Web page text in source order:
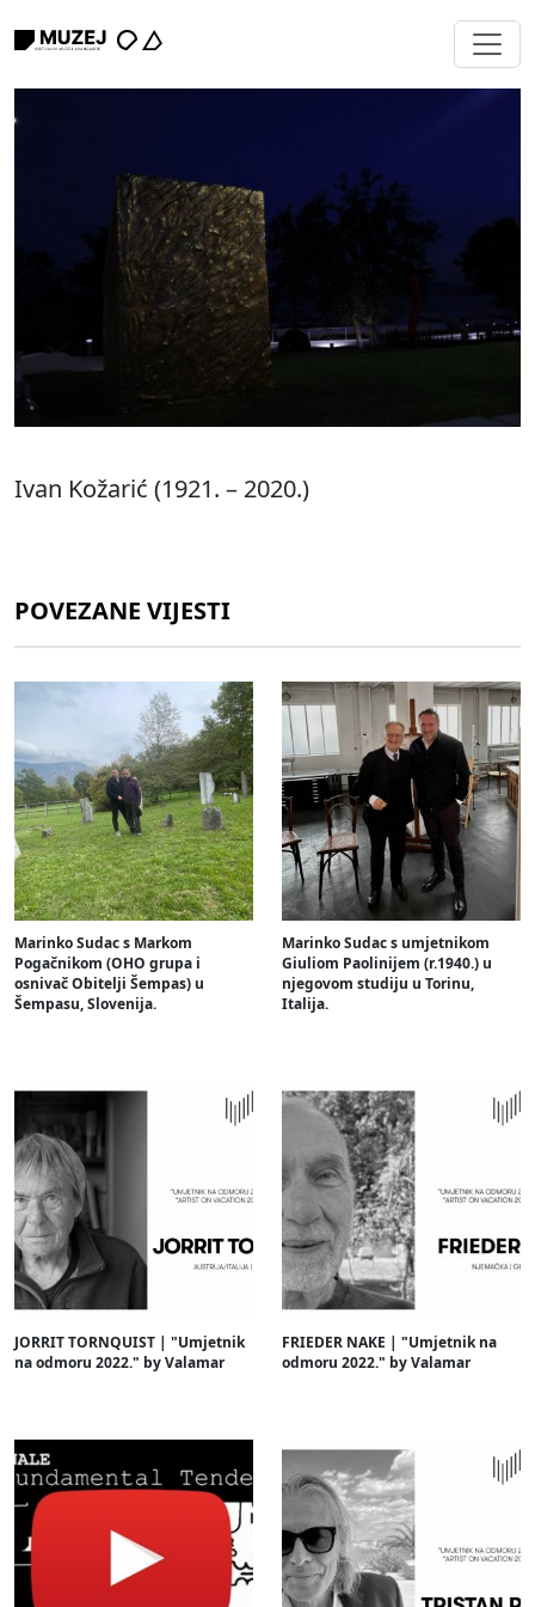
Ivan Kožarić (1921. – 2020.)
POVEZANE VIJESTI
Marinko Sudac s Markom
Pogačnikom (OHO grupa i
osnivač Obitelji Šempas) u
Šempasu, Slovenija.
Marinko Sudac s umjetnikom
Giuliom Paolinijem (r.1940.) u
njegovom studiju u Torinu,
Italija.
JORRIT TORNQUIST | "Umjetnik
na odmoru 2022." by Valamar
FRIEDER NAKE | "Umjetnik na
odmoru 2022." by Valamar